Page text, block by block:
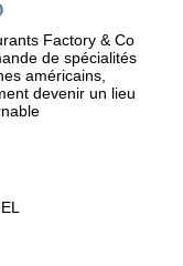
Factory & Co
de spécialités
américains,
devenir un lieu